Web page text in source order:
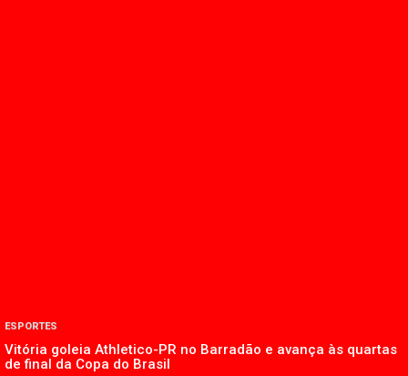
ESPORTES
Vitória goleia Athletico-PR no Barradão e avança às quartas
de final da Copa do Brasil